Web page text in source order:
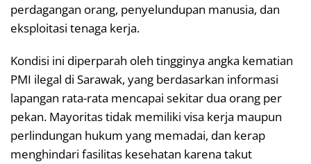
perdagangan orang, penyelundupan manusia, dan
eksploitasi tenaga kerja.
Kondisi ini diperparah oleh tingginya angka kematian
PMI ilegal di Sarawak, yang berdasarkan informasi
lapangan rata-rata mencapai sekitar dua orang per
pekan. Mayoritas tidak memiliki visa kerja maupun
perlindungan hukum yang memadai, dan kerap
menghindari fasilitas kesehatan karena takut